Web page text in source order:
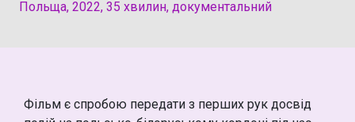
Польща, 2022, 35 хвилин, документальний
Фільм є спробою передати з перших рук досвід